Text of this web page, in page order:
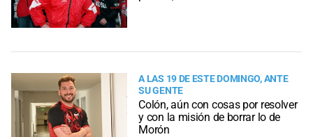
A LAS 19 DE ESTE DOMINGO, ANTE
SU GENTE
Colón, aún con cosas por resolver
y con la misión de borrar lo de
Morón